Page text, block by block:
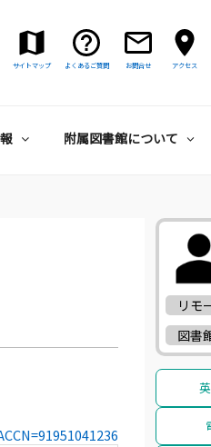
サイトマップ よくあるご質問 お問合せ アクセス
附属図書館について
リモ
図書